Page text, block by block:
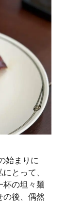
始まりに
とって、
杯の坦々麺
の後、偶然